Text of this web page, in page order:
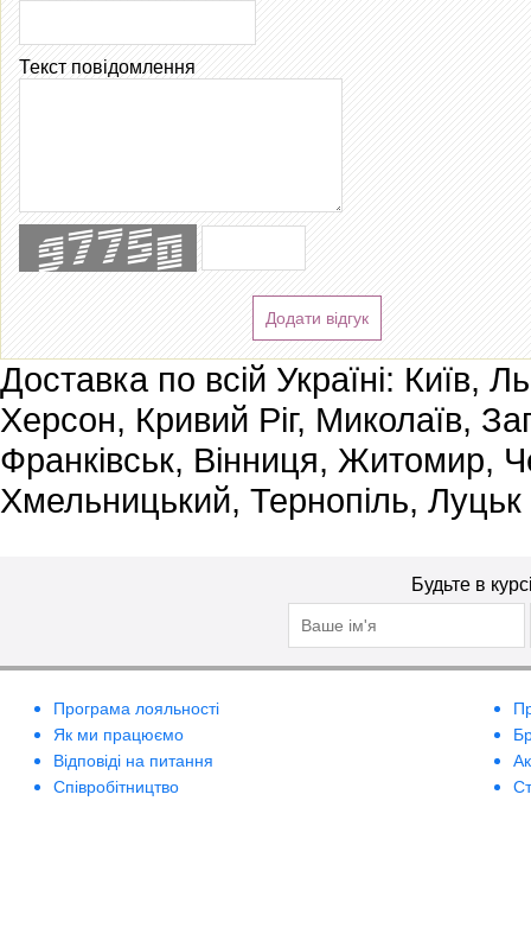
Текст повідомлення
Додати відгук
Доставка по всій Україні: Київ,
Херсон, Кривий Ріг, Миколаїв,
Франківськ, Вінниця, Житомир,
Хмельницький, Тернопіль, Луцьк
Будьте в
Програма лояльності
Як ми працюємо
Відповіді на питання
Співробітництво